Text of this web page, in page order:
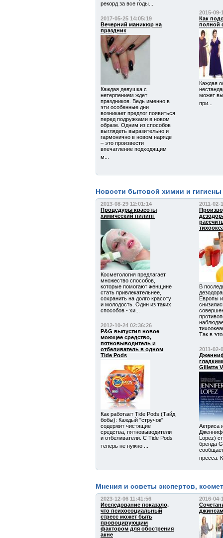
рекорд за все годы...
2017-05-25 14:05:19
Вечерний маникюр на
праздник
Каждая девушка с
нетерпением ждет
праздников. Ведь именно в
эти особенные дни
возникает предлог появиться
перед подружками в новом
образе. Одним из способов
выглядеть выразительно и
гармонично в новом наряде
– это произвести
впечатление подходящим
м...
2015-09-
Как
полной
Каждая
может
при...
Новости бытовой химии и гигиены
2013-08-29 12:01:14
Процедуры красоты
химический пилинг
Косметология предлагает
множество способов,
которые помогают женщине
стать привлекательнее,
сохранить на долго красоту
и молодость. Один из таких
способов - хи...
2012-10-24 02:36:26
P&G выпустил новое
моющее средство,
пятновыводитель и
отбеливатель в одном
Tide Pods
Как работает Tide Pods (Тайд
бобы): Каждый "стручок"
содержит чистящие
средства, пятновыводители
и отбеливатели. С Tide Pods
теперь не нужно ...
2011-02-
В
Европы
Так в
2011-02-
Gillette
Актриса
Lopez)
бренда
пресса.
Мнения и советы экспертов,
2023-12-06 11:41:56
Исследование показало,
что психосоциальный
стресс может быть
провоцирующим
фактором для обострения
акне
2016-04-